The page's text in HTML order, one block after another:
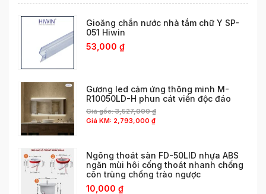
Gioăng chắn nước nhà tắm chữ Y SP-
051 Hiwin
53,000 ₫
Gương led cảm ứng thông minh M-
R10050LD-H phun cát viền độc đáo
Giá gốc:3,527,000₫
Giá KM: 2,793,000 ₫
Ngõng thoát sàn FD-50LID nhựa ABS
ngăn mùi hôi cống thoát nhanh chống
côn trùng chống trào ngược
10,000 ₫